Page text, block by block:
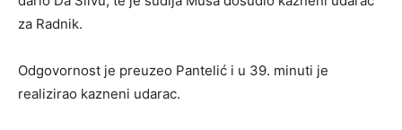
za Radnik.
Odgovornost je preuzeo Pantelić i u 39. minuti je
realizirao kazneni udarac.